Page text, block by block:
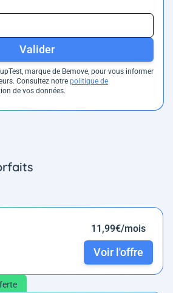
Valider
marque de Bemove, pour vous informer
Consultez notre politique de
de vos données.
11,99€/mois
Voir l'offre